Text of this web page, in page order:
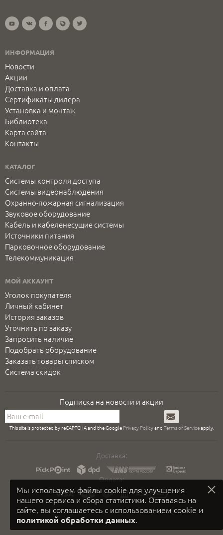
Мы используем файлы cookie для улучшения
нашего сервиса и сбора статистики. Оставаясь на
сайте, вы соглашаетесь с использованием cookie и
политикой обработки данных.
ИНФОРМАЦИЯ
Новости
Акции
Доставка и оплата
Сертификаты дилера
Установка и монтаж
Библиотека
Карта сайта
Контакты
КАТАЛОГ
Системы контроля доступа
Системы видеонаблюдения
Охранно-пожарная сигнализация
Звуковое оборудование
Кабель и кабеленесущие системы
Источники питания
Парковочное оборудование
Телекоммуникация
МОЙ АККАУНТ
Уголок покупателя
Личный кабинет
История заказов
Уточнить по заказу
Запросить наличие
Подобрать оборудование
Заказать товары списком
Система скидок
Подписка на новости и акции
Подписаться
This site is protected by reCAPTCHA and the Google Privacy Policyand Terms of Serviceapply.
Доставка:
Оплата: